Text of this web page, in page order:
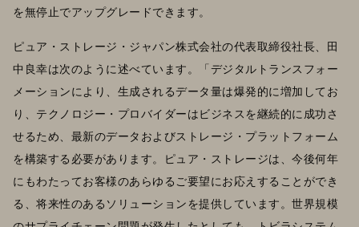
を無停止でアップグレードできます。
ピュア・ストレージ・ジャパン株式会社の代表取締役社長、田
中良幸は次のように述べています。「デジタルトランスフォー
メーションにより、生成されるデータ量は爆発的に増加してお
り、テクノロジー・プロバイダーはビジネスを継続的に成功さ
せるため、最新のデータおよびストレージ・プラットフォーム
を構築する必要があります。ピュア・ストレージは、今後何年
にもわたってお客様のあらゆるご要望にお応えすることができ
る、将来性のあるソリューションを提供しています。世界規模